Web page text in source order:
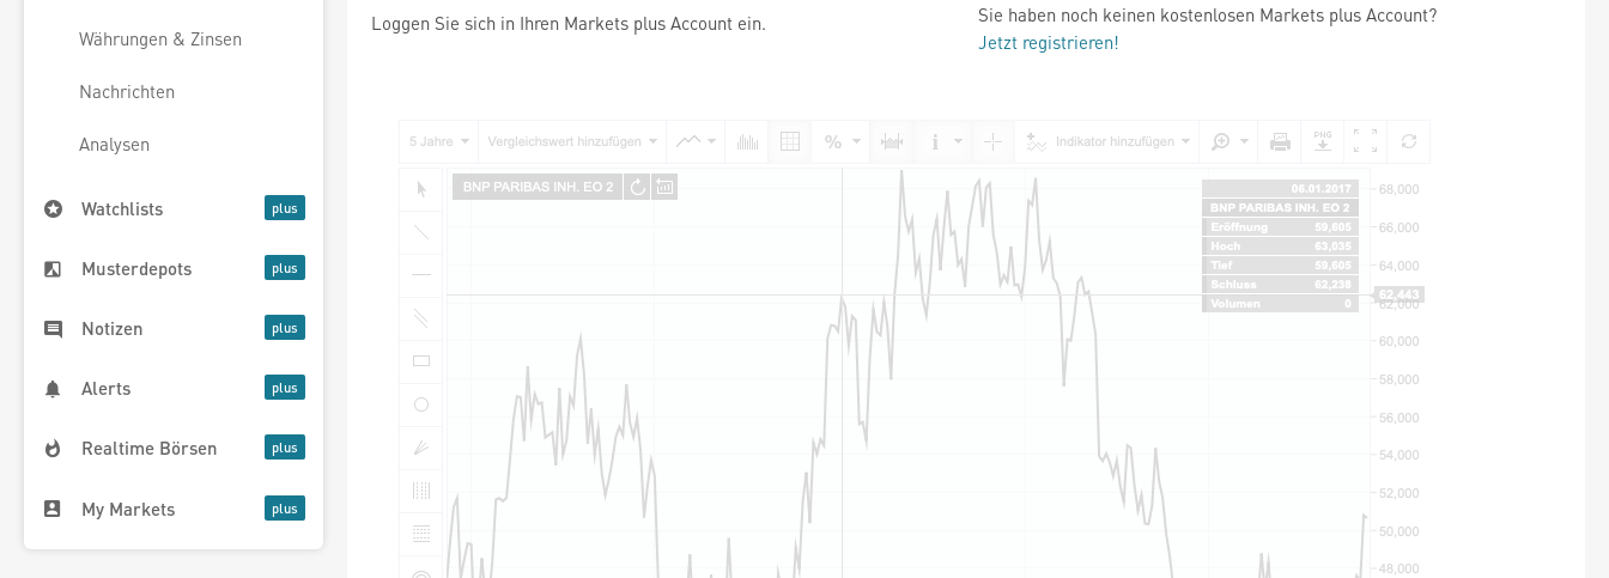
Währungen & Zinsen
Nachrichten
Analysen
Watchlists
Musterdepots
Notizen
Alerts
Realtime Börsen
My Markets
Loggen Sie sich in Ihren Markets plus Account ein.
Sie haben noch keinen kostenlosen Markets plus Account?
Jetzt registrieren!